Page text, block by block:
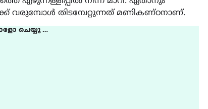
വരുമ്പോൾ തിടമ്പേറ്റുന്നത് മണികണ്ഠനാണ്.
ചെയ്യൂ …